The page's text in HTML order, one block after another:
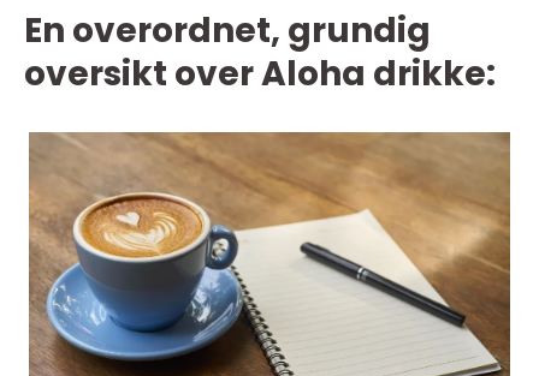
En overordnet, grundig
oversikt over Aloha drikke: